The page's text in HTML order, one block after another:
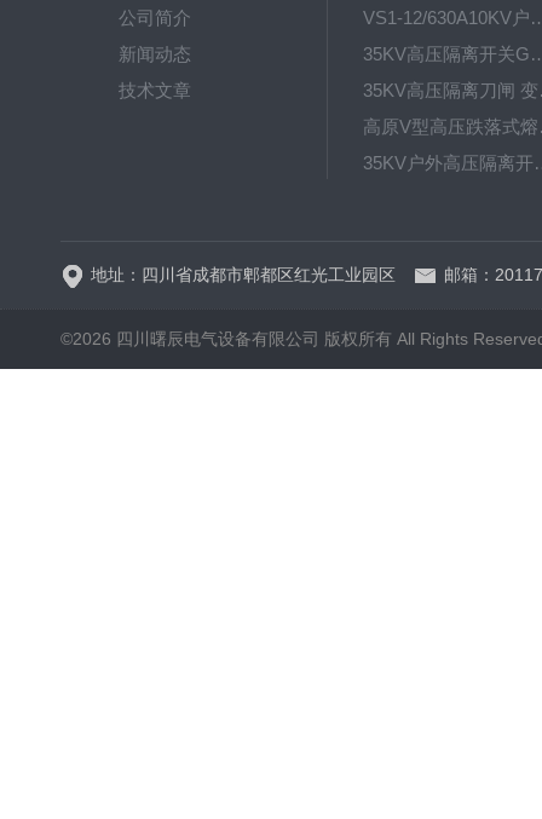
公司简介
新闻动态
技术文章
VS1-12/630A10KV
35KV高压隔离开关
高
35KV户外
地址：四川省成都市郫都区红光工业园区 邮箱：
©2026 四川曙辰电气设备有限公司 版权所有 All Rights